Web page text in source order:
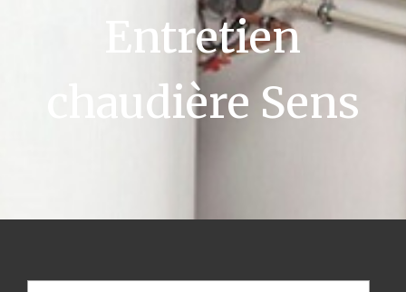
Entretien
chaudière Sens